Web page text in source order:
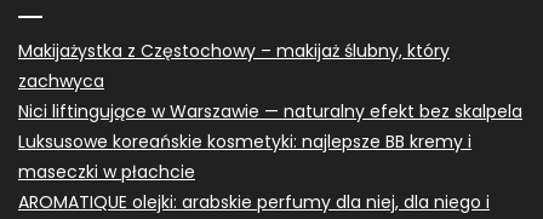
Makijażystka z Częstochowy – makijaż ślubny, który
zachwyca
Nici liftingujące w Warszawie — naturalny efekt bez skalpela
Luksusowe koreańskie kosmetyki: najlepsze BB kremy i
maseczki w płachcie
AROMATIQUE olejki: arabskie perfumy dla niej, dla niego i